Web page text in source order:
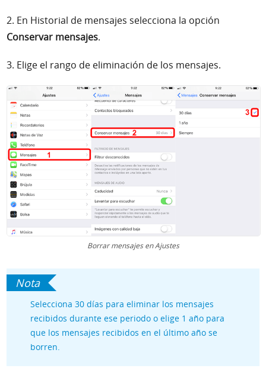
2. En Historial de mensajes selecciona la opción
Conservar mensajes.
3. Elige el rango de eliminación de los mensajes.
Borrar mensajes en Ajustes
Selecciona 30 días para eliminar los mensajes
recibidos durante ese periodo o elige 1 año para
que los mensajes recibidos en el último año se
borren.